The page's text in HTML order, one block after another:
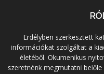
Erdélyben szerkesztett
információkat szolgáltat a
életéből. Ökumenikus
szeretnénk megmutatni